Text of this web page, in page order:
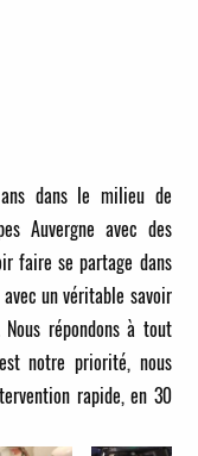
dans le milieu de
Auvergne avec des
faire se partage dans
un véritable savoir
Nous répondons à tout
notre priorité, nous
rapide, en 30